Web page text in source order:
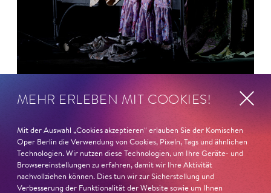
26. Juni 2026
Ambur Braid für DER FAUST
nominiert
Ambur Braidist für den Deutschen Theaterpreis DER
FAUST nominiert in der Kategorie »Darsteller:in
MEHR ERLEBEN MIT COOKIES!
Mit der Auswahl „Cookies akzeptieren“ erlauben Sie der Komischen
Oper Berlin die Verwendung von Cookies, Pixeln, Tags und ähnlichen
Technologien. Wir nutzen diese Technologien, um Ihre Geräte- und
Browsereinstellungen zu erfahren, damit wir Ihre Aktivität
nachvollziehen können. Dies tun wir zur Sicherstellung und
Verbesserung der Funktionalität der Website sowie um Ihnen